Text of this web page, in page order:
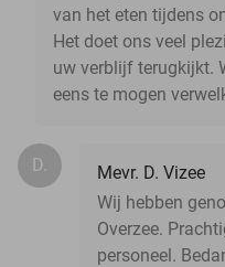
van het eten tijdens
Het doet ons veel
uw verblijf terugkijkt.
eens te mogen
D.
Mevr. D. Vizee
Wij hebben
Overzee.
personeel.